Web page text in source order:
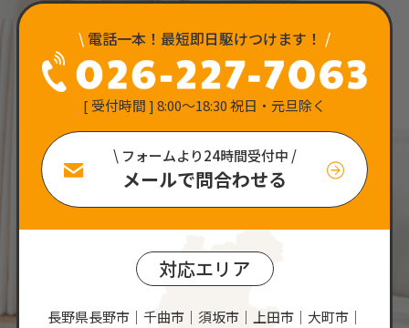
\ 電話一本！最短即日駆けつけます！ /
[ 受付時間 ] 8:00〜18:30 祝日・元旦除く
\ フォームより24時間受付中 /
メールで問合わせる
対応エリア
長野県長野市｜千曲市｜須坂市｜上田市｜大町市｜